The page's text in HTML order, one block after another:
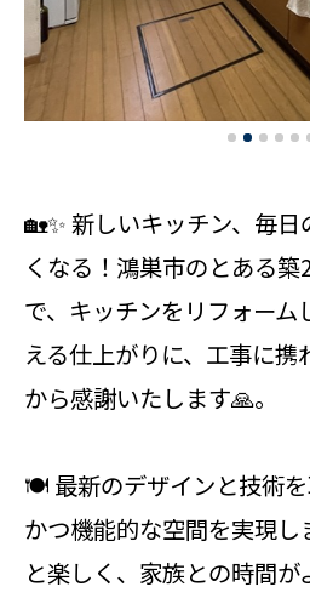
🏡✨ 新しいキッチン、毎
くなる！鴻巣市のとある
で、キッチンをリフォー
える仕上がりに、工事に
から感謝いたします🙏。
🍽️ 最新のデザインと技術
かつ機能的な空間を実現
と楽しく、家族との時間